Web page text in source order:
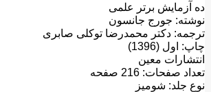
ده آزمايش برتر علمی
نوشته: جورج جانسون
ترجمه: دکتر محمدرضا توکلی صابری
چاپ: اول (1396)
انتشارات معين
تعداد صفحات: 216 صفحه
نوع جلد: شوميز